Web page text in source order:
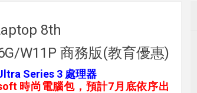
8th
W11P 商務版(教育優惠)
Series 3 處理器
時尚電腦包，預計7月底依序出